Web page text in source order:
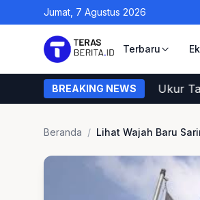
Jumat, 7 Agustus 2026
Terbaru
BREAKING NEWS
Memastikan Petugas Ukur Tanah
Beranda / Lihat Wajah Baru